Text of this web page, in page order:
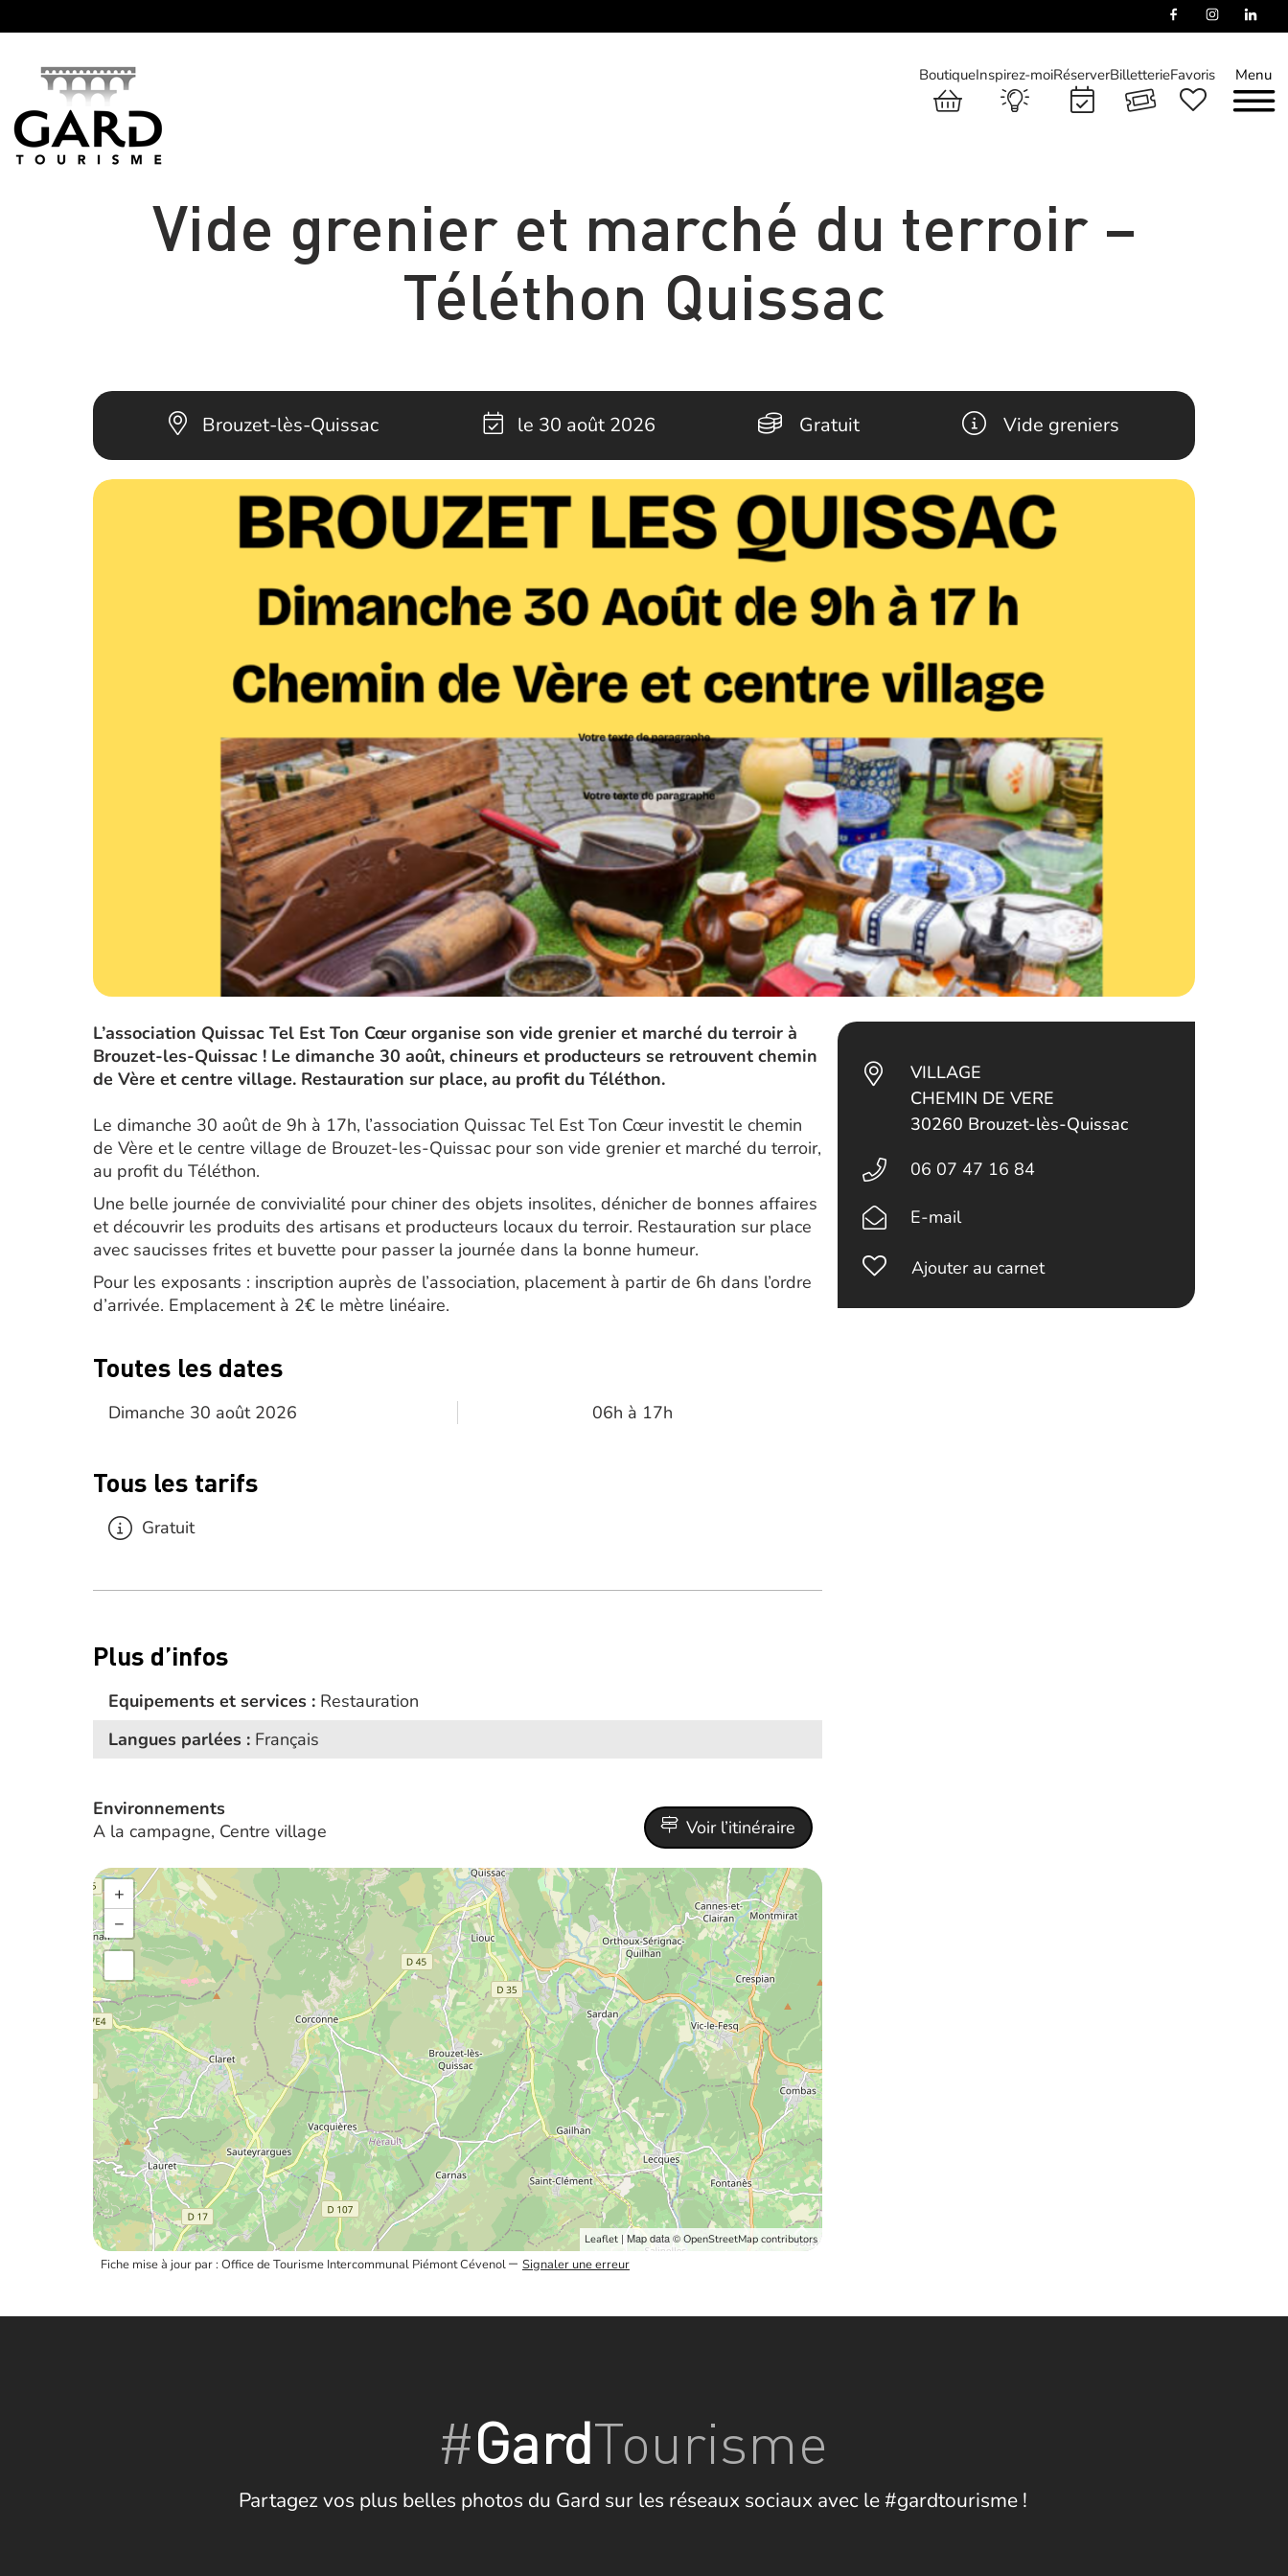
Menu
BoutiqueInspirez-moiRéserverBilletterieFavoris
Vide grenier et marché du terroir –
Téléthon Quissac
Brouzet-lès-Quissac le 30 août 2026 Gratuit Vide greniers
L’association Quissac Tel Est Ton Cœur organise son vide grenier et marché du terroir à
Brouzet-les-Quissac ! Le dimanche 30 août, chineurs et producteurs se retrouvent chemin
de Vère et centre village. Restauration sur place, au profit du Téléthon.
Le dimanche 30 août de 9h à 17h, l’association Quissac Tel Est Ton Cœur investit le chemin
de Vère et le centre village de Brouzet-les-Quissac pour son vide grenier et marché du terroir,
au profit du Téléthon.
Une belle journée de convivialité pour chiner des objets insolites, dénicher de bonnes affaires
et découvrir les produits des artisans et producteurs locaux du terroir. Restauration sur place
avec saucisses frites et buvette pour passer la journée dans la bonne humeur.
Pour les exposants : inscription auprès de l’association, placement à partir de 6h dans l’ordre
d’arrivée. Emplacement à 2€ le mètre linéaire.
Toutes les dates
Dimanche 30 août 2026 06h à 17h
Tous les tarifs
Gratuit
Plus d’infos
Equipements et services : Restauration
Langues parlées : Français
Environnements
A la campagne, Centre village
Voir l’itinéraire
+
−
Leaflet | Map data ©OpenStreetMap contributors
Fiche mise à jour par : Office de Tourisme Intercommunal Piémont Cévenol– Signaler une erreur
VILLAGE
CHEMIN DE VERE
30260 Brouzet-lès-Quissac
06 07 47 16 84
E-mail
Ajouter au carnet
#GardTourisme
Partagez vos plus belles photos du Gard sur les réseaux sociaux avec le #gardtourisme !